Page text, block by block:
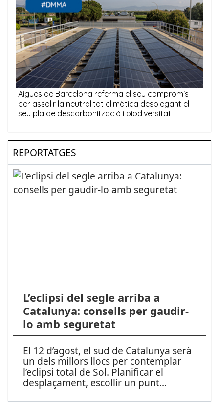
REPORTATGES
L’eclipsi del segle arriba a
Catalunya: consells per gaudir-
lo amb seguretat
El 12 d’agost, el sud de Catalunya serà
un dels millors llocs per contemplar
l’eclipsi total de Sol. Planificar el
desplaçament, escollir un punt...